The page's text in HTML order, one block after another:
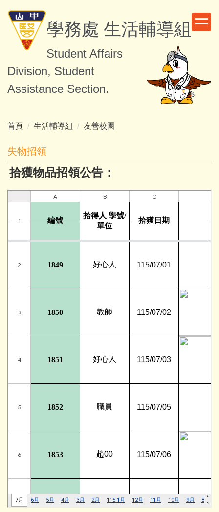
到
容
區
學務處 生活輔導組
Student Affairs
Division, Student
Assistance Section.
首頁 生活輔導組 友善校園
失物招領
拾獲物品招領公告：